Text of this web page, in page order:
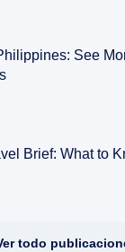
See
Brief: What to
todo